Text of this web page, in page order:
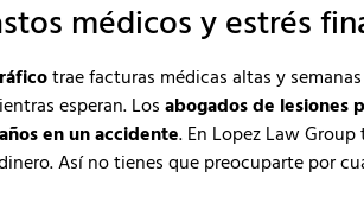
médicos y estrés
trae facturas médicas altas y
esperan. Los abogados de lesiones
en un accidente. En Lopez Law
Así no tienes que preocuparte por